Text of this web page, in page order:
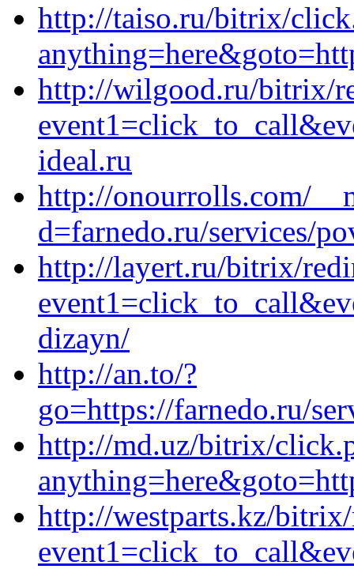
http://taiso.ru/bitrix/
http://wilgood.ru/bitrix/
ideal.ru
http://onourrolls.com/
d=farnedo.ru/services/
http://layert.ru/bitrix/
dizayn/
http://an.to/?
go=https://farnedo.ru/
http://md.uz/bitrix/
http://westparts.kz/